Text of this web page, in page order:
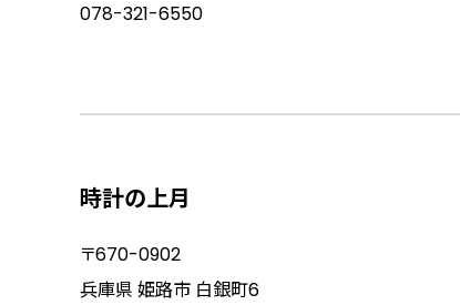
078-321-6550
時計の上月
〒670-0902
兵庫県 姫路市 白銀町6